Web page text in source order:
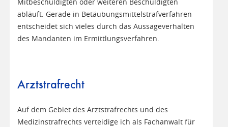
Mitbeschuldigten oder weiteren Beschuldigten
abläuft. Gerade in Betäubungsmittelstrafverfahren
entscheidet sich vieles durch das Aussageverhalten
des Mandanten im Ermittlungsverfahren.
Arztstrafrecht
Auf dem Gebiet des Arztstrafrechts und des
Medizinstrafrechts verteidige ich als Fachanwalt für